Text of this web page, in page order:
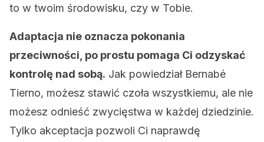
to w twoim środowisku, czy w Tobie.
Adaptacja nie oznacza pokonania
przeciwności, po prostu pomaga Ci odzyskać
kontrolę nad sobą. Jak powiedział Bernabé
Tierno, możesz stawić czoła wszystkiemu, ale nie
możesz odnieść zwycięstwa w każdej dziedzinie.
Tylko akceptacja pozwoli Ci naprawdę